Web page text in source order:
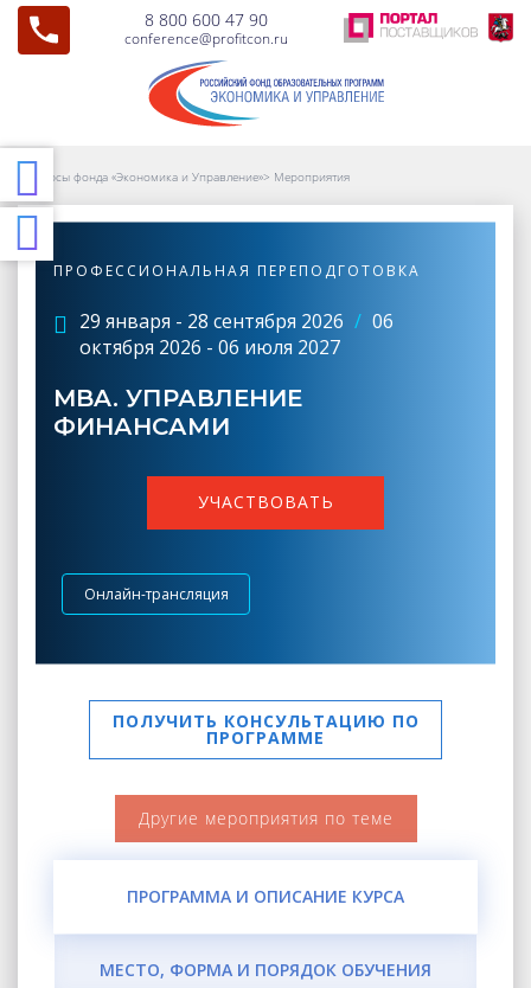
8 800 600 47 90
conference@profitcon.ru
Курсы фонда «Экономика и Управление»> Мероприятия
ПРОФЕССИОНАЛЬНАЯ ПЕРЕПОДГОТОВКА
29 января - 28 сентября 2026 / 06
октября 2026 - 06 июля 2027
MBA. УПРАВЛЕНИЕ
ФИНАНСАМИ
УЧАСТВОВАТЬ
Онлайн-трансляция
ПОЛУЧИТЬ КОНСУЛЬТАЦИЮ ПО
ПРОГРАММЕ
Другие мероприятия по теме
ПРОГРАММА И ОПИСАНИЕ КУРСА
МЕСТО, ФОРМА И ПОРЯДОК ОБУЧЕНИЯ